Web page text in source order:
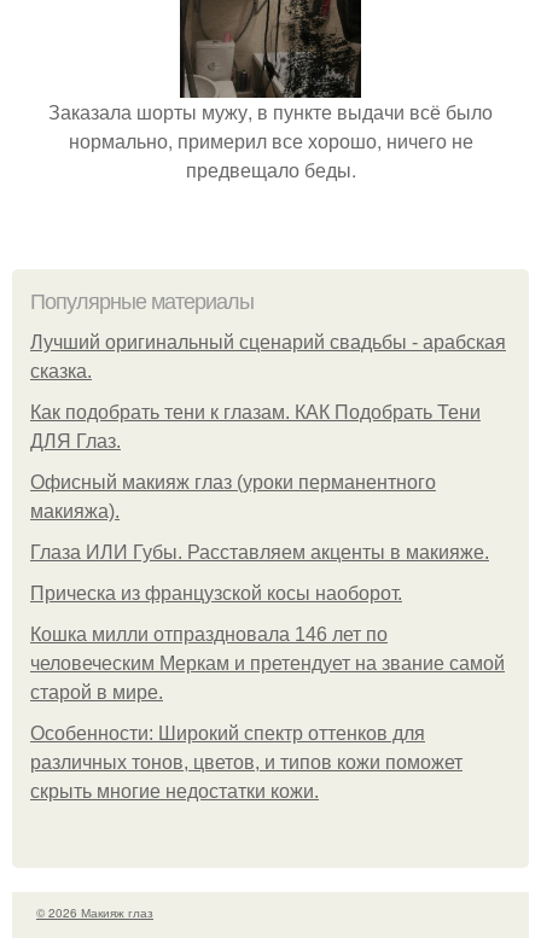
Заказала шорты мужу, в пункте выдачи всё было
нормально, примерил все хорошо, ничего не
предвещало беды.
Популярные материалы
Лучший оригинальный сценарий свадьбы - арабская
сказка.
Как подобрать тени к глазам. КАК Подобрать Тени
ДЛЯ Глаз.
Офисный макияж глаз (уроки перманентного
макияжа).
Глаза ИЛИ Губы. Расставляем акценты в макияже.
Прическа из французской косы наоборот.
Кошка милли отпраздновала 146 лет по
человеческим Меркам и претендует на звание самой
старой в мире.
Особенности: Широкий спектр оттенков для
различных тонов, цветов, и типов кожи поможет
скрыть многие недостатки кожи.
© 2026 Макияж глаз